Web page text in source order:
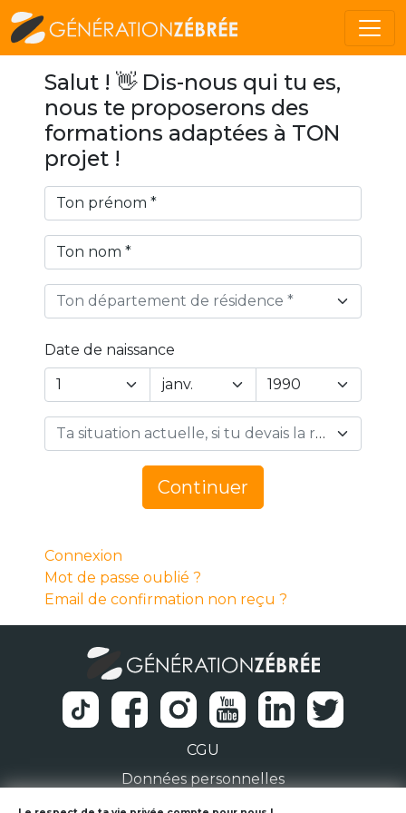
Salut ! 👋 Dis-nous qui tu es,
nous te proposerons des
formations adaptées à TON
projet !
Ton département de résidence *
Date de naissance
Year
Day
Ta situation actuelle, si tu devais la résumer en 1 mot… *
Continuer
Connexion
Mot de passe oublié ?
Email de confirmation non reçu ?
CGU
Données personnelles